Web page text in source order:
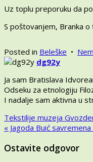
Uz toplu preporuku da
S poštovanjem, Branka o
Posted in Beleške •
dg92y
Ja sam Bratislava
Odseku za etnologiju
I nadalje sam aktivna u
Kretanje
članka
Tekstilije muzeja
« Jagoda Buić
Ostavite odgovor